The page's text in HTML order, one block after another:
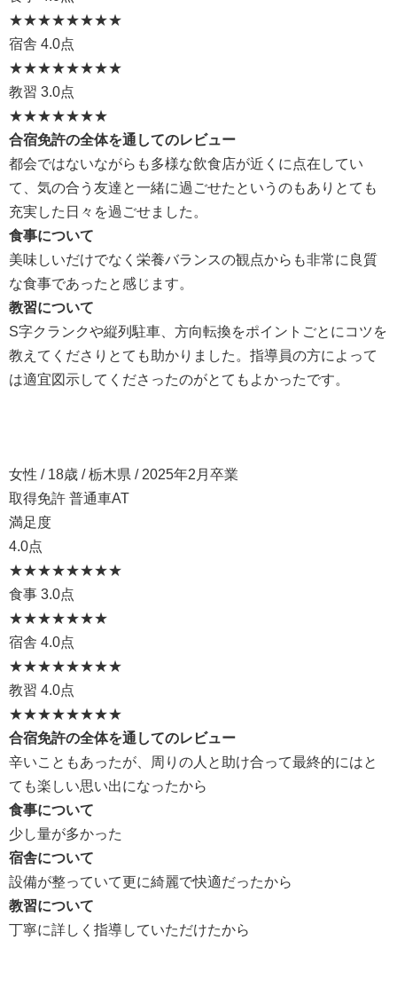
★★★★★★★★
宿舎 4.0点
★★★★★★★★
教習 3.0点
★★★★★★★
合宿免許の全体を通してのレビュー
都会ではないながらも多様な飲食店が近くに点在してい
て、気の合う友達と一緒に過ごせたというのもありとても
充実した日々を過ごせました。
食事について
美味しいだけでなく栄養バランスの観点からも非常に良質
な食事であったと感じます。
教習について
S字クランクや縦列駐車、方向転換をポイントごとにコツを
教えてくださりとても助かりました。指導員の方によって
は適宜図示してくださったのがとてもよかったです。
女性 / 18歳 / 栃木県 / 2025年2月卒業
取得免許 普通車AT
満足度
4.0点
★★★★★★★★
食事 3.0点
★★★★★★★
宿舎 4.0点
★★★★★★★★
教習 4.0点
★★★★★★★★
合宿免許の全体を通してのレビュー
辛いこともあったが、周りの人と助け合って最終的にはと
ても楽しい思い出になったから
食事について
少し量が多かった
宿舎について
設備が整っていて更に綺麗で快適だったから
教習について
丁寧に詳しく指導していただけたから